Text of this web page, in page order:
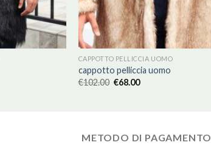
CAPPOTTO PELLICCIA UOMO
cappotto pelliccia uomo
€102.00 €68.00
METODO DI PAGAMENTO